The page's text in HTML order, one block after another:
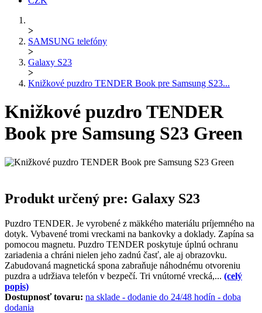
>
SAMSUNG telefóny
>
Galaxy S23
>
Knižkové puzdro TENDER Book pre Samsung S23...
Knižkové puzdro TENDER
Book pre Samsung S23 Green
Produkt určený pre: Galaxy S23
Puzdro TENDER. Je vyrobené z mäkkého materiálu príjemného na
dotyk. Vybavené tromi vreckami na bankovky a doklady. Zapína sa
pomocou magnetu. Puzdro TENDER poskytuje úplnú ochranu
zariadenia a chráni nielen jeho zadnú časť, ale aj obrazovku.
Zabudovaná magnetická spona zabraňuje náhodnému otvoreniu
puzdra a udržiava telefón v bezpečí. Tri vnútorné vrecká,... (celý
popis)
Dostupnosť tovaru: na sklade - dodanie do 24/48 hodín - doba
dodania